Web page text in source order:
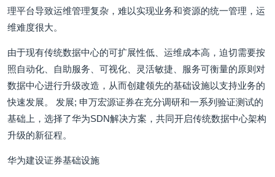
理平台导致运维管理复杂，难以实现业务和资源的统一管理，运
维难度很大。
由于现有传统数据中心的可扩展性低、运维成本高，迫切需要按
照自动化、自助服务、可视化、灵活敏捷、服务可衡量的原则对
数据中心进行升级改造，从而创建领先的基础设施以支持业务的
快速发展。 发展; 申万宏源证券在充分调研和一系列验证测试的
基础上，选择了华为SDN解决方案，共同开启传统数据中心架构
升级的新征程。
华为建设证券基础设施